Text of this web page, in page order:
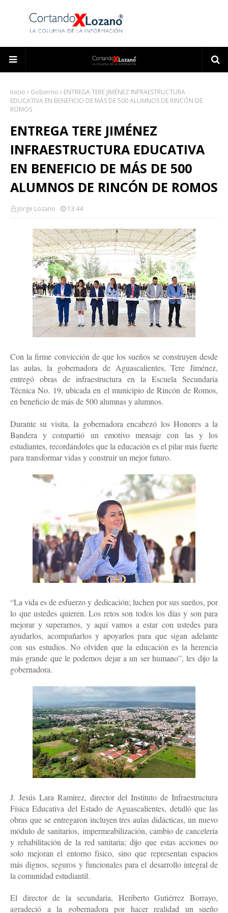
Inicio Gobierno
ENTREGA TERE JIMÉNEZ INFRAESTRUCTURA
EDUCATIVA EN BENEFICIO DE MÁS DE 500 ALUMNOS DE RINCÓN DE
ROMOS
ENTREGA TERE JIMÉNEZ
INFRAESTRUCTURA EDUCATIVA
EN BENEFICIO DE MÁS DE 500
ALUMNOS DE RINCÓN DE ROMOS
Jorge Lozano 13:44
Con la firme convicción de que los sueños se construyen desde
las aulas, la gobernadora de Aguascalientes, Tere Jiménez,
entregó obras de infraestructura en la Escuela Secundaria
Técnica No. 19, ubicada en el municipio de Rincón de Romos,
en beneficio de más de 500 alumnas y alumnos.
Durante su visita, la gobernadora encabezó los Honores a la
Bandera y compartió un emotivo mensaje con las y los
estudiantes, recordándoles que la educación es el pilar más fuerte
para transformar vidas y construir un mejor futuro.
“La vida es de esfuerzo y dedicación; luchen por sus sueños, por
lo que ustedes quieren. Los retos son todos los días y son para
mejorar y superarnos, y aquí vamos a estar con ustedes para
ayudarlos, acompañarlos y apoyarlos para que sigan adelante
con sus estudios. No olviden que la educación es la herencia
más grande que le podemos dejar a un ser humano”, les dijo la
gobernadora.
J. Jesús Lara Ramírez, director del Instituto de Infraestructura
Física Educativa del Estado de Aguascalientes, detalló que las
obras que se entregaron incluyen tres aulas didácticas, un nuevo
módulo de sanitarios, impermeabilización, cambio de cancelería
y rehabilitación de la red sanitaria; dijo que estas acciones no
solo mejoran el entorno físico, sino que representan espacios
más dignos, seguros y funcionales para el desarrollo integral de
la comunidad estudiantil.
El director de la secundaria, Heriberto Gutiérrez Borrayo,
agradeció a la gobernadora por hacer realidad un sueño